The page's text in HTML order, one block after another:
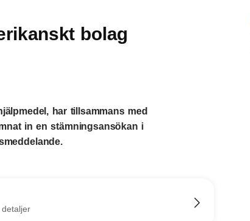
bolag
har tillsammans med
in en stämningsansökan i